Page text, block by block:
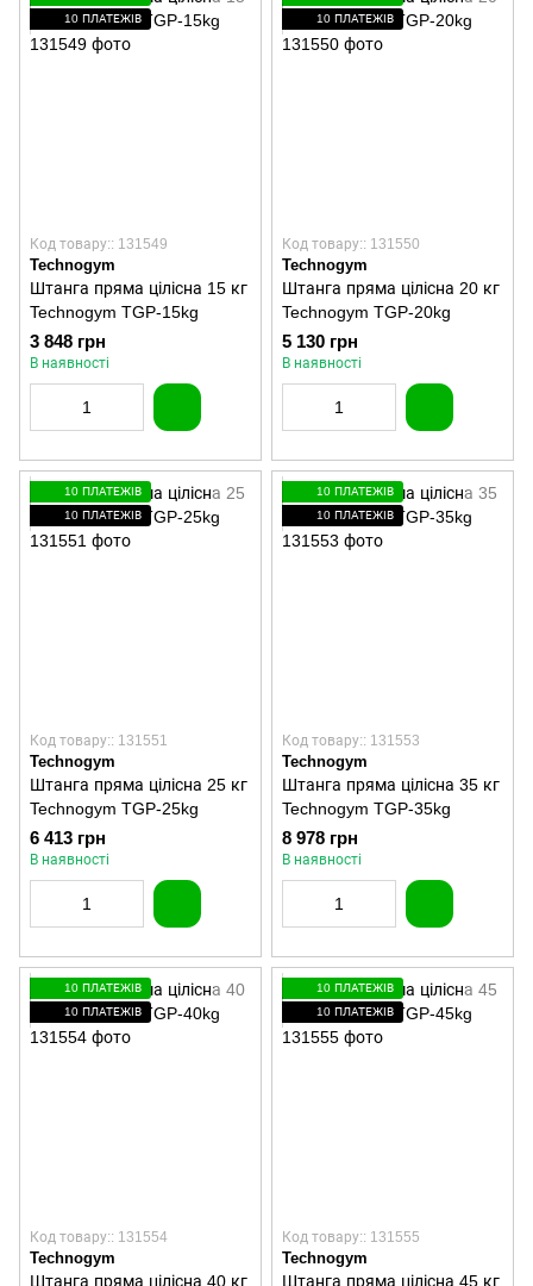
10 ПЛАТЕЖІВ
Код товару:: 131549
Technogym
Штанга пряма цілісна 15 кг
Technogym TGP-15kg
3 848 грн
В наявності
10 ПЛАТЕЖІВ
Код товару:: 131550
Technogym
Штанга пряма цілісна 20 кг
Technogym TGP-20kg
5 130 грн
В наявності
10 ПЛАТЕЖІВ
10 ПЛАТЕЖІВ
Код товару:: 131551
Technogym
Штанга пряма цілісна 25 кг
Technogym TGP-25kg
6 413 грн
В наявності
10 ПЛАТЕЖІВ
10 ПЛАТЕЖІВ
Код товару:: 131553
Technogym
Штанга пряма цілісна 35 кг
Technogym TGP-35kg
8 978 грн
В наявності
10 ПЛАТЕЖІВ
10 ПЛАТЕЖІВ
Код товару:: 131554
Technogym
Штанга пряма цілісна 40 кг
10 ПЛАТЕЖІВ
10 ПЛАТЕЖІВ
Код товару:: 131555
Technogym
Штанга пряма цілісна 45 кг